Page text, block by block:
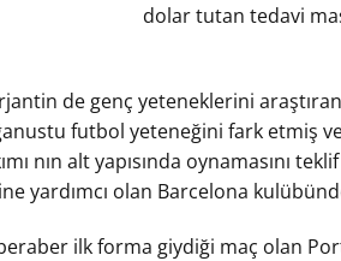
dolar tutan tedavi
de genç yeteneklerini
futbol yeteneğini fark etmiş
nın alt yapısında oynamasını
yardımcı olan Barcelona
ilk forma giydiği maç olan